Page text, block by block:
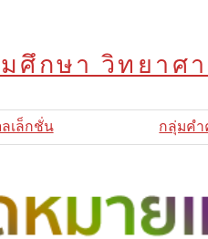
ศึกษา วิทยาศ
เล็กชั่น กลุ่มค